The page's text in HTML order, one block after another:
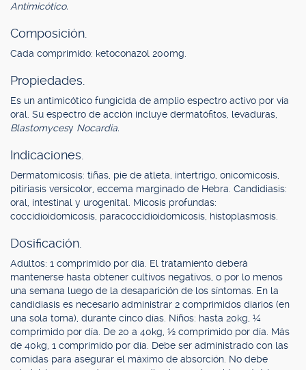
Antimicótico.
Composición.
Cada comprimido: ketoconazol 200mg.
Propiedades.
Es un antimicótico fungicida de amplio espectro activo por vía
oral. Su espectro de acción incluye dermatófitos, levaduras,
Blastomycesy Nocardia.
Indicaciones.
Dermatomicosis: tiñas, pie de atleta, intertrigo, onicomicosis,
pitiriasis versicolor, eccema marginado de Hebra. Candidiasis:
oral, intestinal y urogenital. Micosis profundas:
coccidioidomicosis, paracoccidioidomicosis, histoplasmosis.
Dosificación.
Adultos: 1 comprimido por día. El tratamiento deberá
mantenerse hasta obtener cultivos negativos, o por lo menos
una semana luego de la desaparición de los síntomas. En la
candidiasis es necesario administrar 2 comprimidos diarios (en
una sola toma), durante cinco días. Niños: hasta 20kg, ¼
comprimido por día. De 20 a 40kg, ½ comprimido por día. Más
de 40kg, 1 comprimido por día. Debe ser administrado con las
comidas para asegurar el máximo de absorción. No debe